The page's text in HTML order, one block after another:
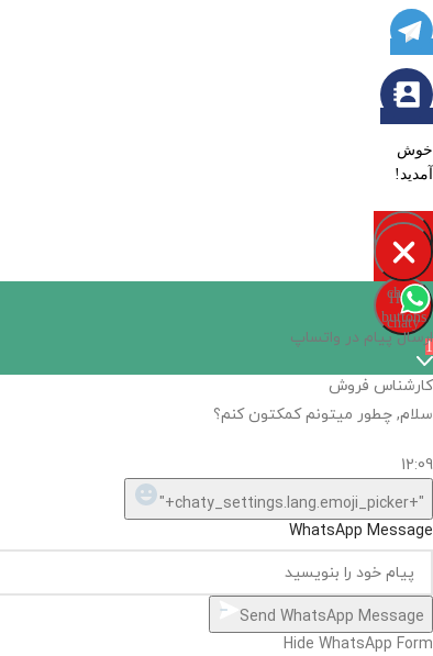
خوش
آمدید!
Open
chaty
chaty
buttons
1
Hide
chaty
ارسال پیام در واتساپ
کارشناس فروش
سلام, چطور میتونم کمکتون کنم؟
12:09
"+chaty_settings.lang.emoji_picker+"
WhatsApp Message
Send WhatsApp Message
Hide WhatsApp Form